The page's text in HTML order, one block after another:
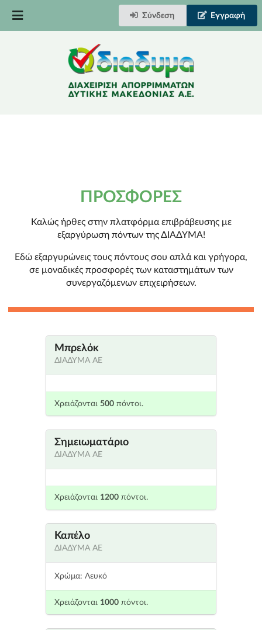
Σύνδεση Εγγραφή
ΠΡΟΣΦΟΡΈΣ
Καλώς ήρθες στην πλατφόρμα επιβράβευσης με
εξαργύρωση πόντων της ΔΙΑΔΥΜΑ!
Εδώ εξαργυρώνεις τους πόντους σου απλά και γρήγορα,
σε μοναδικές προσφορές των καταστημάτων των
συνεργαζόμενων επιχειρήσεων.
Μπρελόκ
ΔΙΑΔΥΜΑ ΑΕ
Χρειάζονται 500 πόντοι.
Σημειωματάριο
ΔΙΑΔΥΜΑ ΑΕ
Χρειάζονται 1200 πόντοι.
Καπέλο
ΔΙΑΔΥΜΑ ΑΕ
Χρώμα: Λευκό
Χρειάζονται 1000 πόντοι.